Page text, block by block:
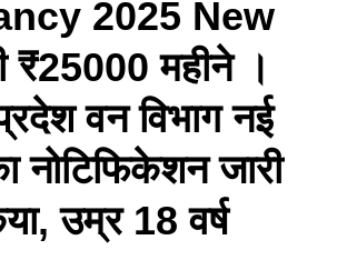
2025 New
₹25000 महीने ।
वन विभाग नई
नोटिफिकेशन जारी
उम्र 18 वर्ष